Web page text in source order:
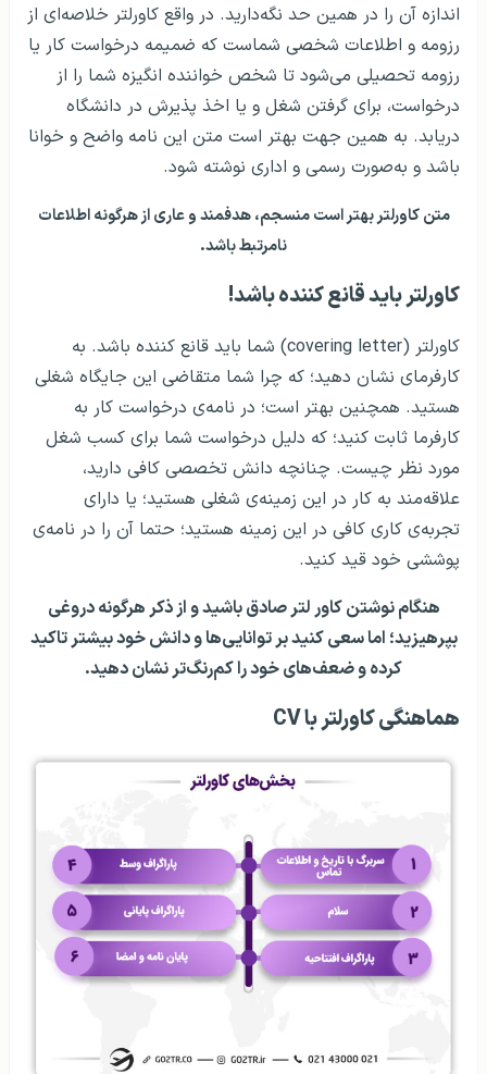
اندازه‌ آن را در همین حد نگه‌دارید. در واقع کاورلتر خلاصه‌ای از
رزومه‌ و اطلاعات شخصی شماست که ضمیمه‌ درخواست کار یا
رزومه تحصیلی می‌شود تا شخص خواننده انگیزه‌ شما را از
درخواست، برای گرفتن شغل و یا اخذ پذیرش در دانشگاه
دریابد. به همین جهت بهتر است متن این نامه واضح و خوانا
باشد و به‌صورت رسمی و اداری نوشته شود.
متن کاورلتر بهتر است منسجم، هدفمند و عاری از هرگونه اطلاعات
نامرتبط باشد.
کاورلتر باید قانع کننده باشد!
کاورلتر (covering letter) شما باید قانع کننده باشد. به
کارفرمای نشان دهید؛ که چرا شما متقاضی این جایگاه شغلی
هستید. همچنین بهتر است؛ در نامه‌ی درخواست کار به
کارفرما ثابت کنید؛ که دلیل درخواست شما برای کسب شغل
مورد نظر چیست. چنانچه دانش تخصصی کافی دارید،
علاقه‌مند به کار در این زمینه‌ی شغلی هستید؛ یا دارای
تجربه‌ی کاری کافی در این زمینه هستید؛ حتما آن را در نامه‌ی
پوششی خود قید کنید.
هنگام نوشتن کاور لتر صادق باشید و از ذکر هرگونه دروغی
بپرهیزید؛ اما سعی کنید بر توانایی‌ها و دانش خود بیشتر تاکید
کرده و ضعف‌های خود را کم‌رنگ‌تر نشان دهید.
هماهنگی کاورلتر با CV